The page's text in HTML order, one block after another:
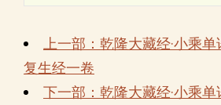
上一部：乾隆大藏经·小乘
复生经一卷
下一部：乾隆大藏经·小乘单